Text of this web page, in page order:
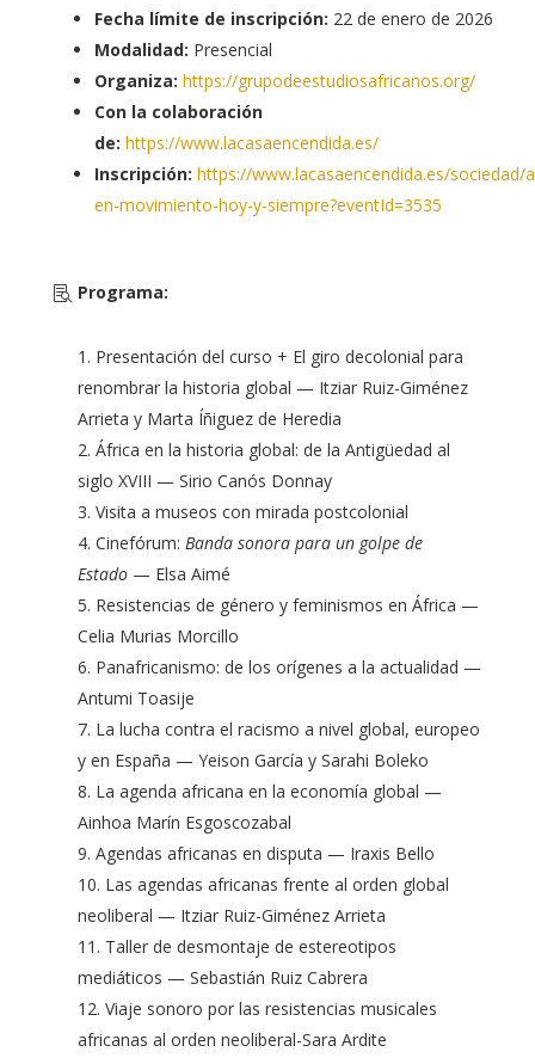
Fecha límite de inscripción: 22 de enero de 2026
Modalidad: Presencial
Organiza: https://grupodeestudiosafricanos.org/
Con la colaboración
de: https://www.lacasaencendida.es/
Inscripción: https://www.lacasaencendida.es/sociedad/
en-movimiento-hoy-y-siempre?eventId=3535
Programa:
Presentación del curso + El giro decolonial para
renombrar la historia global — Itziar Ruiz-Giménez
Arrieta y Marta Íñiguez de Heredia
África en la historia global: de la Antigüedad al
siglo XVIII — Sirio Canós Donnay
Visita a museos con mirada postcolonial
Cinefórum: Banda sonora para un golpe de
Estado— Elsa Aimé
Resistencias de género y feminismos en África —
Celia Murias Morcillo
Panafricanismo: de los orígenes a la actualidad —
Antumi Toasije
La lucha contra el racismo a nivel global, europeo
y en España — Yeison García y Sarahi Boleko
La agenda africana en la economía global —
Ainhoa Marín Esgoscozabal
Agendas africanas en disputa — Iraxis Bello
Las agendas africanas frente al orden global
neoliberal — Itziar Ruiz-Giménez Arrieta
Taller de desmontaje de estereotipos
mediáticos — Sebastián Ruiz Cabrera
Viaje sonoro por las resistencias musicales
africanas al orden neoliberal-Sara Ardite